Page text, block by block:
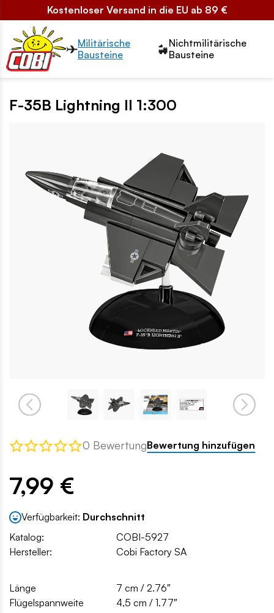
Kostenloser Versand in die EU ab 89 €
Przełącznik segmentów2
Militärische
Bausteine
Nichtmilitärische
Bausteine
F-35B Lightning II 1:300
0 BewertungBewertung hinzufügen
7,99 €
Verfügbarkeit: Durchschnitt
Katalog:
COBI-5927
Hersteller:
Cobi Factory SA
Länge
7 cm / 2.76″
Flügelspannweite
4,5 cm / 1.77″